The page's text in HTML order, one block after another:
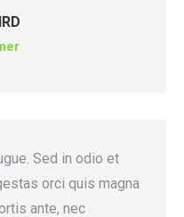
Sed in odio et
orci quis magna
ante, nec